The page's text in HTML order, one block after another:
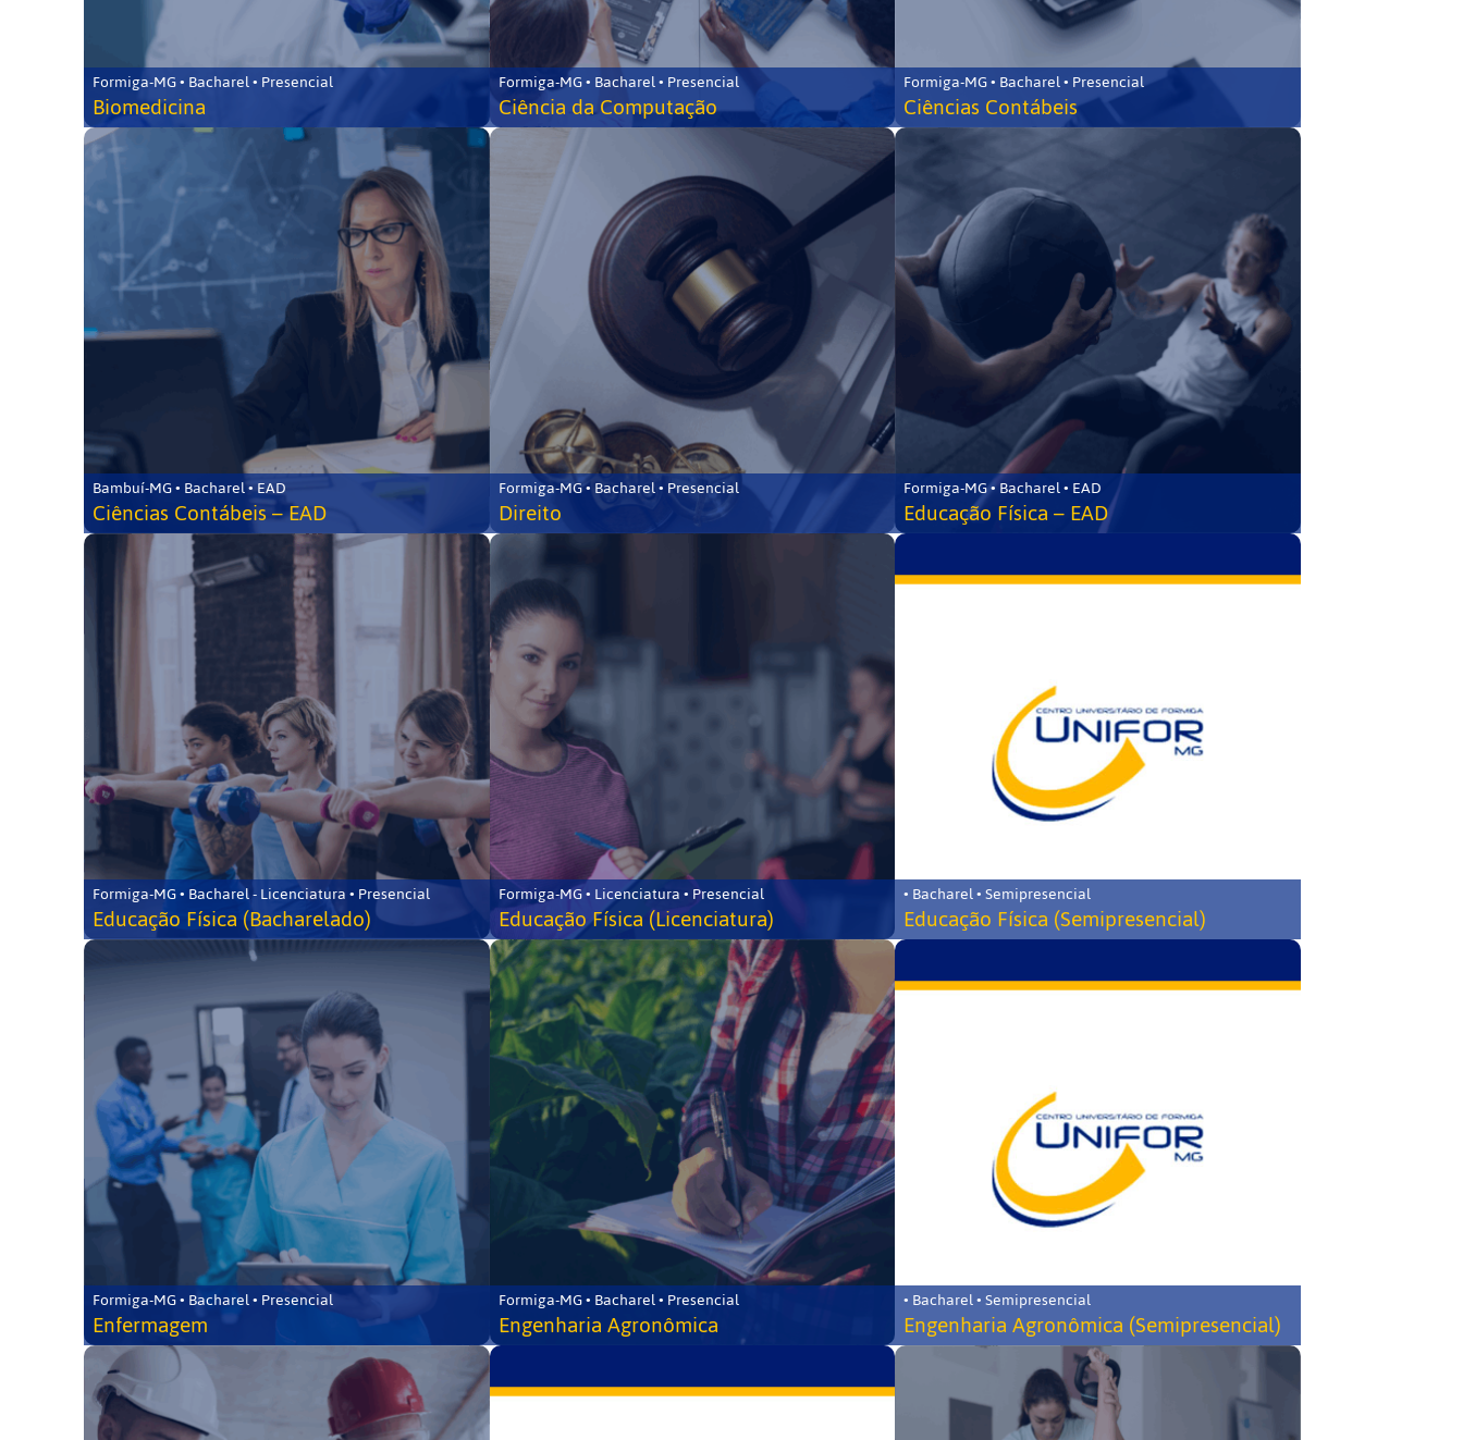
Formiga-MG • Bacharel • Presencial
Biomedicina
Formiga-MG • Bacharel • Presencial
Ciência da Computação
Formiga-MG • Bacharel • Presencial
Ciências Contábeis
Bambuí-MG • Bacharel • EAD
Ciências Contábeis – EAD
Formiga-MG • Bacharel • Presencial
Direito
Formiga-MG • Bacharel • EAD
Educação Física – EAD
Formiga-MG • Bacharel - Licenciatura • Presencial
Educação Física (Bacharelado)
Formiga-MG • Licenciatura • Presencial
Educação Física (Licenciatura)
• Bacharel • Semipresencial
Educação Física (Semipresencial)
Formiga-MG • Bacharel • Presencial
Enfermagem
Formiga-MG • Bacharel • Presencial
Engenharia Agronômica
• Bacharel • Semipresencial
Engenharia Agronômica (Semipresencial)